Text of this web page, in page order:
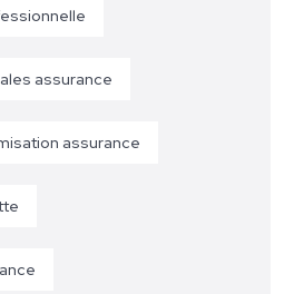
assurance
assurance